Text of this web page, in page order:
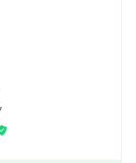
상, 오디오 등의
기 위해 사용